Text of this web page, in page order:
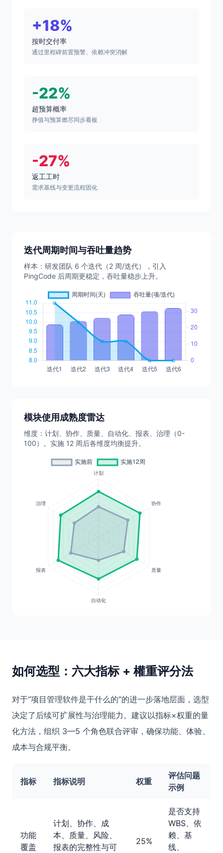
+18%
按时交付率
通过里程碑前置预警、依赖冲突消解
-22%
超预算概率
挣值与预算燃尽同步看板
-27%
返工工时
需求基线与变更流程固化
迭代周期时间与吞吐量趋势
样本：研发团队 6 个迭代（2 周/迭代），引入
PingCode 后周期更稳定，吞吐量稳步上升。
模块使用成熟度雷达
维度：计划、协作、质量、自动化、报表、治理（0-
100）。实施 12 周后各维度均衡提升。
如何选型：六大指标 + 權重评分法
对于“项目管理软件是干什么的”的进一步落地层面，选型
决定了后续可扩展性与治理能力。建议以指标×权重的量
化方法，组织 3—5 个角色联合评审，确保功能、体验、
成本与合规平衡。
指标 指标说明 权重
评估问题
示例
功能
覆盖
计划、协作、成
本、质量、风险、
报表的完整性与可
25%
是否支持
WBS、依
赖、基
线、